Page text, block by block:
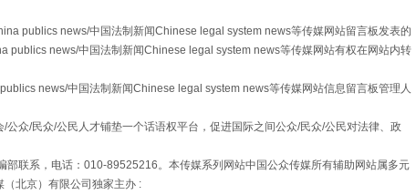
publics news/中国法制新闻Chinese legal system news等传媒网站留言板发表的
news/中国法制新闻Chinese legal system news等传媒网站有权在网站内转
news/中国法制新闻Chinese legal system news等传媒网站信息留言板管理人
众/民众/公民人才铺垫一个话语权平台，促进国际之间公众/民众/公民对法律、政
联系，电话：010-89525216。本传媒系列网站中国公众传媒所有辅助网站属多元
北京）有限公司独家主办 :